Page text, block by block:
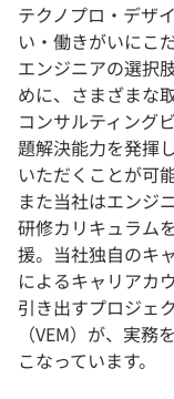
テクノプロ・デザ
い・働きがいにこ
エンジニアの選択
めに、さまざまな
コンサルティング
題解決能力を発揮
いただくことが可能
また当社はエンジ
研修カリキュラム
援。当社独自のキ
によるキャリアカ
引き出すプロジェ
（VEM）が、実
こなっています。